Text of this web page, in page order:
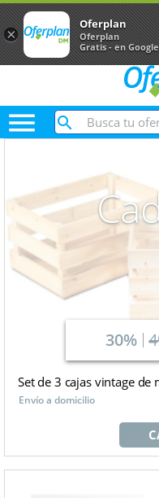

30%
Set de 3 cajas vintage
Envío a domicilio
×
Oferplan
Oferplan
Gratis - en